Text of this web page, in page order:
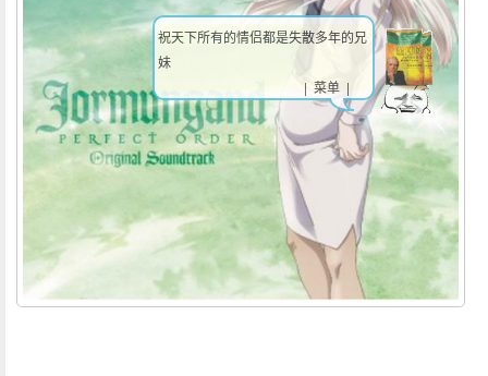
祝天下所有的情侣都是失散多年的兄
妹
| 菜单 |